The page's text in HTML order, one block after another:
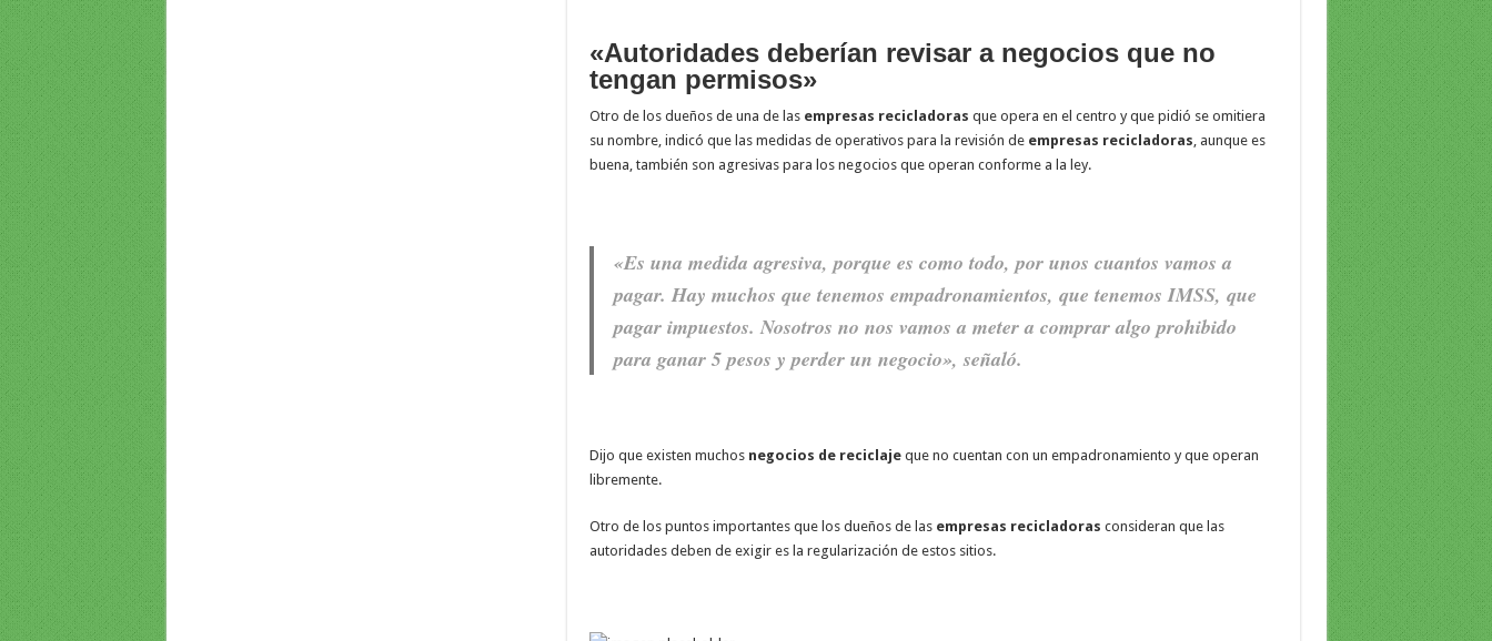
«Autoridades deberían revisar a negocios que no
tengan permisos»
Otro de los dueños de una de las empresas recicladoras que opera en el centro y que pidió se omitiera
su nombre, indicó que las medidas de operativos para la revisión de empresas recicladoras , aunque es
buena, también son agresivas para los negocios que operan conforme a la ley.
«Es una medida agresiva, porque es como todo, por unos cuantos vamos a
pagar. Hay muchos que tenemos empadronamientos, que tenemos IMSS, que
pagar impuestos. Nosotros no nos vamos a meter a comprar algo prohibido
para ganar 5 pesos y perder un negocio», señaló.
Dijo que existen muchos negocios de reciclajeque no cuentan con un empadronamiento y que operan
libremente.
Otro de los puntos importantes que los dueños de las empresas recicladoras consideran que las
autoridades deben de exigir es la regularización de estos sitios.